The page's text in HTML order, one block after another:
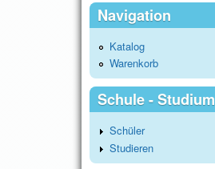
Navigation
Katalog
Warenkorb
Schule - Studium
Schüler
Studieren